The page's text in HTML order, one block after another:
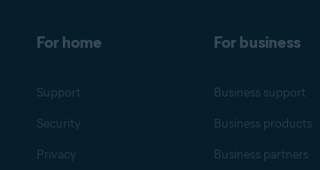
For home
Support
Security
Privacy
For business
Business support
Business products
Business partners